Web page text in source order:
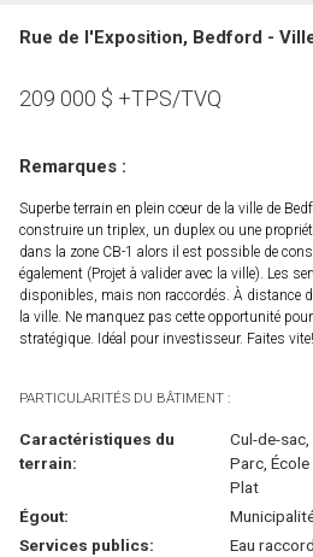
Rue de l'Exposition, Bedford -
209 000 $ +TPS/TVQ
Remarques :
Superbe terrain en plein coeur de la ville de
construire un triplex, un duplex ou une
dans la zone CB-1 alors il est possible de
également (Projet à valider avec la ville). Les
disponibles, mais non raccordés. À distance
la ville. Ne manquez pas cette opportunité
stratégique. Idéal pour investisseur. Faites vite!
PARTICULARITÉS DU BÂTIMENT :
Caractéristiques du
terrain:
Cul-de-
Parc,
Plat
Égout:
Services publics:
Eau